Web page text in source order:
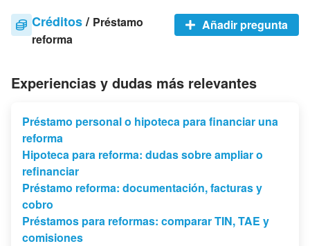
Créditos/ Préstamo
reforma
Añadir pregunta
Experiencias y dudas más relevantes
Préstamo personal o hipoteca para financiar una
reforma
Hipoteca para reforma: dudas sobre ampliar o
refinanciar
Préstamo reforma: documentación, facturas y
cobro
Préstamos para reformas: comparar TIN, TAE y
comisiones